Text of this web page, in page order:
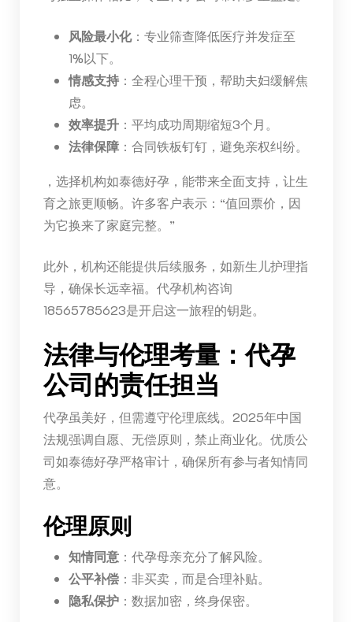
风险最小化：专业筛查降低医疗并发症至
1%以下。
情感支持：全程心理干预，帮助夫妇缓解焦
虑。
效率提升：平均成功周期缩短3个月。
法律保障：合同铁板钉钉，避免亲权纠纷。
，选择机构如泰德好孕，能带来全面支持，让生
育之旅更顺畅。许多客户表示：“值回票价，因
为它换来了家庭完整。”
此外，机构还能提供后续服务，如新生儿护理指
导，确保长远幸福。代孕机构咨询
18565785623是开启这一旅程的钥匙。
法律与伦理考量：代孕
公司的责任担当
代孕虽美好，但需遵守伦理底线。2025年中国
法规强调自愿、无偿原则，禁止商业化。优质公
司如泰德好孕严格审计，确保所有参与者知情同
意。
伦理原则
知情同意：代孕母亲充分了解风险。
公平补偿：非买卖，而是合理补贴。
隐私保护：数据加密，终身保密。